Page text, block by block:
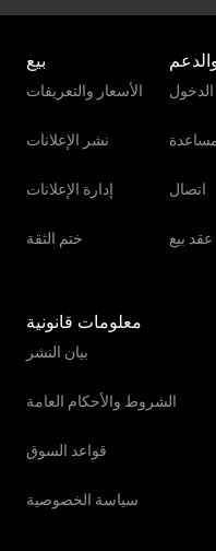
بيع
الأسعار والتعريفات
نشر الإعلانات
إدارة الإعلانات
ختم الثقة
اتصال
بيع
معلومات قانونية
بيان النشر
الشروط والأحكام العامة
قواعد السوق
سياسة الخصوصية